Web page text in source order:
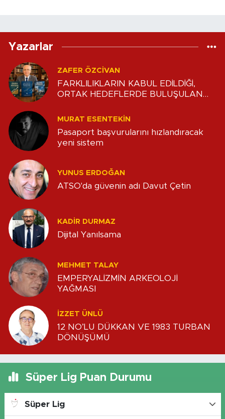
Yazarlar
ZAFER ÖZCIVAN
FARKLILIKLARIN KABUL EDİLDİĞİ,
ORTAK HEDEFLERDE BULUŞULAN
MURAT ESENTEKIN
Pasaport başvurularını hızlandıracak
yeni sistem
YUNUS ERDOĞAN
ATSO'da güvenin adı Davut Çetin
KADIR DURMAZ
Dijital Yanılsama
MEHMET TALAY
EMPERYALİZMİN ARKEOLOJİ
YAĞMASI
İZZET ÜNLÜ
12 NO’LU DÜKKAN VE 1983 TURBAN
DÖNÜŞÜMÜ
Süper Lig Puan Durumu
Süper Lig